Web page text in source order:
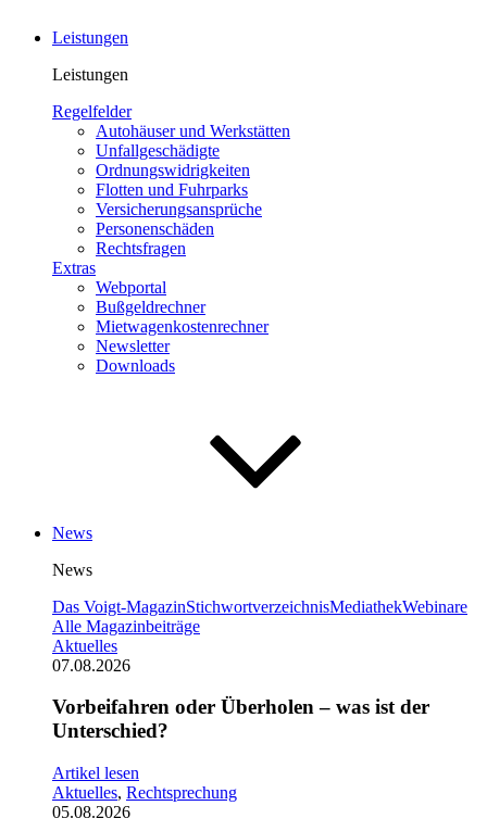
Leistungen
Leistungen
Regelfelder
Autohäuser und Werkstätten
Unfallgeschädigte
Ordnungswidrigkeiten
Flotten und Fuhrparks
Versicherungsansprüche
Personenschäden
Rechtsfragen
Extras
Webportal
Bußgeldrechner
Mietwagenkostenrechner
Newsletter
Downloads
News
News
Das Voigt-MagazinStichwortverzeichnisMediathekWebinare
Alle Magazinbeiträge
Aktuelles
07.08.2026
Vorbeifahren oder Überholen – was ist der
Unterschied?
Artikel lesen
Aktuelles, Rechtsprechung
05.08.2026